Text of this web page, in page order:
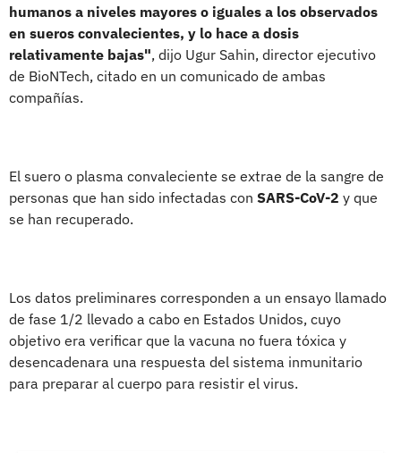
humanos a niveles mayores o iguales a los observados
en sueros convalecientes, y lo hace a dosis
relativamente bajas", dijo Ugur Sahin, director ejecutivo
de BioNTech, citado en un comunicado de ambas
compañías.
El suero o plasma convaleciente se extrae de la sangre de
personas que han sido infectadas con SARS-CoV-2 y que
se han recuperado.
Los datos preliminares corresponden a un ensayo llamado
de fase 1/2 llevado a cabo en Estados Unidos, cuyo
objetivo era verificar que la vacuna no fuera tóxica y
desencadenara una respuesta del sistema inmunitario
para preparar al cuerpo para resistir el virus.